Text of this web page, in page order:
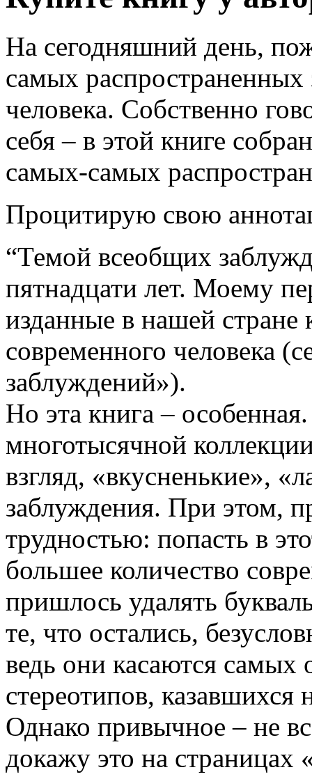
На сегодняшний день,
самых
человека. Собственно
себя – в этой книге
самых-самых
Процитирую свою
“Темой всеобщих
пятнадцати лет. Моему
изданные в нашей стране
современного человека
заблуждений»).
Но эта книга –
многотысячной
взгляд, «вкусненькие»,
заблуждения. При этом,
трудностью: попасть в
большее количество
пришлось удалять
те, что остались,
ведь они касаются
стереотипов,
Однако привычное – не
докажу это на страницах